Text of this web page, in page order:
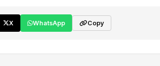
X WhatsApp Copy